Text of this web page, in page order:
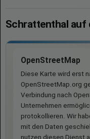
Schrattenthal auf
OpenStreetMap
Diese Karte wird erst
OpenStreetMap.org
Verbindung nach
Unternehmen
protokollieren. Wir
mit den Daten
nutzen diesen Dienst